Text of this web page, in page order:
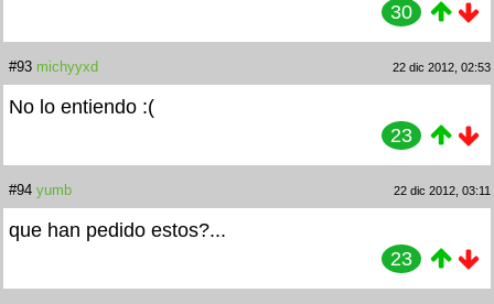
30
#93 michyyxd 22 dic 2012, 02:53
No lo entiendo :(
23
#94 yumb 22 dic 2012, 03:11
que han pedido estos?...
23